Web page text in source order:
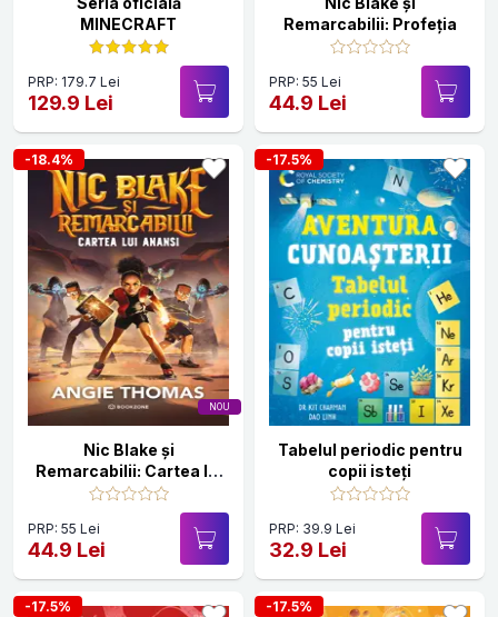
MINECRAFT
PRP: 179.7 Lei
129.9 Lei
Remarcabilii: Profeția
PRP: 55 Lei
44.9 Lei
NOU
-18.4%
Nic Blake și
Remarcabilii: Cartea lui
Anansi
PRP: 55 Lei
44.9 Lei
-17.5%
Tabelul periodic pentru
copii isteți
PRP: 39.9 Lei
32.9 Lei
-17.5% -17.5%